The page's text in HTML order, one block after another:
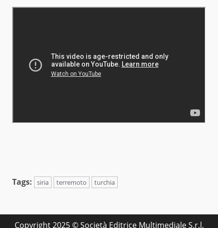
Tags: siria terremoto turchia
Copyright 2025 © Società Editrice Multimediale S.r.l.